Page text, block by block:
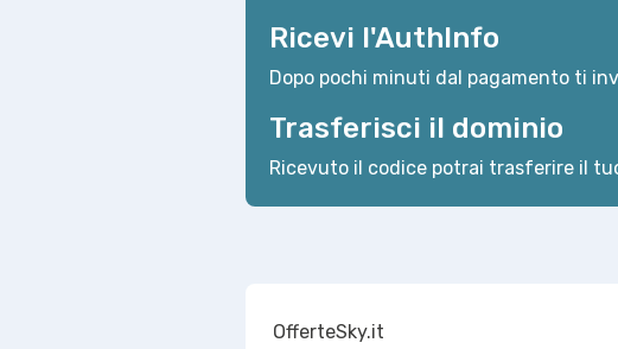
Ricevi l'AuthInfo
Dopo pochi minuti dal pagamento ti
Trasferisci il dominio
Ricevuto il codice potrai trasferire il
OfferteSky.it